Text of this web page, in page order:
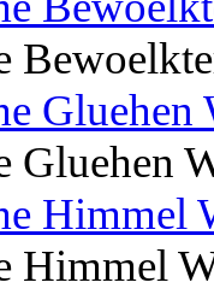
Gluehen
Himmel